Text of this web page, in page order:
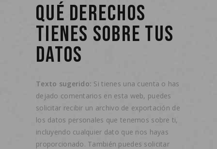
QUÉ DERECHOS
TIENES SOBRE TUS
DATOS
Texto sugerido: Si tienes una cuenta o has
dejado comentarios en esta web, puedes
solicitar recibir un archivo de exportación de
los datos personales que tenemos sobre ti,
incluyendo cualquier dato que nos hayas
proporcionado. También puedes solicitar